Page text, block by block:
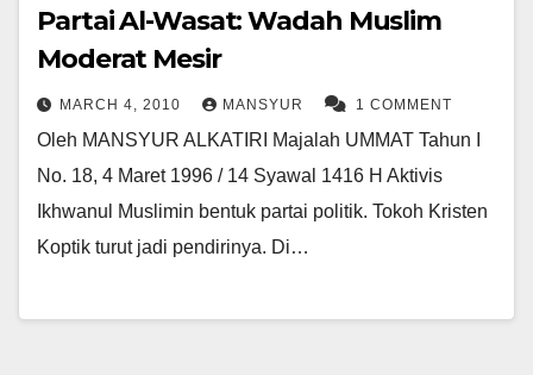
Partai Al-Wasat: Wadah Muslim
Moderat Mesir
MARCH 4, 2010 MANSYUR 1 COMMENT
Oleh MANSYUR ALKATIRI Majalah UMMAT Tahun I
No. 18, 4 Maret 1996 / 14 Syawal 1416 H Aktivis
Ikhwanul Muslimin bentuk partai politik. Tokoh Kristen
Koptik turut jadi pendirinya. Di…